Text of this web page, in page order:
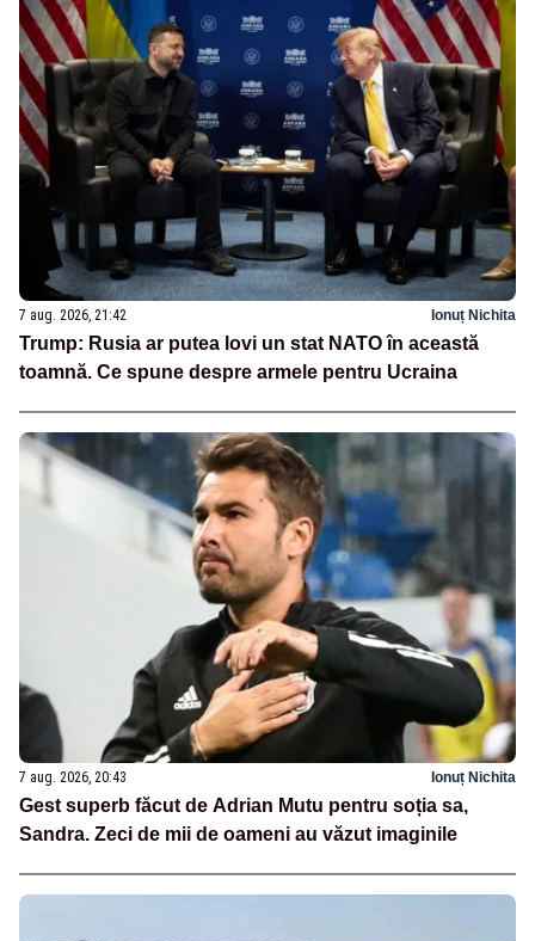
7 aug. 2026, 21:42 Ionuț Nichita
Trump: Rusia ar putea lovi un stat NATO în această
toamnă. Ce spune despre armele pentru Ucraina
7 aug. 2026, 20:43 Ionuț Nichita
Gest superb făcut de Adrian Mutu pentru soția sa,
Sandra. Zeci de mii de oameni au văzut imaginile